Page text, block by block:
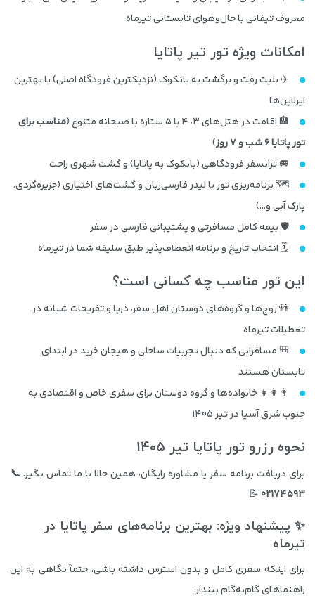
معروف تیفانی با حال‌وهوای تابستانی تیرماه
امکانات ویژه تور تیر پاتایا
✈️ بلیت رفت و برگشت به بانکوک (نزدیکترین فرودگاه اصلی) با بهترین
ایرلاین‌ها
🏨 اقامت در هتل‌های ۳، ۴ یا ۵ ستاره با صبحانه متنوع (
مناسب برای
تور پاتایا ۶ شب و ۷ روز
)
🚐 ترانسفر فرودگاهی (بانکوک به پاتایا) و گشت شهری راحت
🗺 برنامه‌ریزی تور با لیدر فارسی‌زبان و گشت‌های اختیاری (جزیره‌گردی،
پارک آبی و…)
🛡 بیمه کامل مسافرتی و پشتیبانی فارسی در سفر
🗓 انتخاب تاریخ و برنامه انعطاف‌پذیر طبق سلیقه شما در تیرماه
این تور مناسب چه کسانی است؟
👫 زوج‌ها و گروه‌های دوستان اهل سفر، دریا و تفریحات شبانه در
تعطیلات تیرماه
🎒 مسافرانی که دنبال تجربیات ساحلی و هیجان خرید در ابتدای
تابستان هستند
👨‍👩‍👧 خانواده‌ها و گروه دوستان برای سفری خاص و اقتصادی به
جنوب شرق آسیا در تیر ۱۴۰۵
نحوه رزرو تور پاتایا تیر ۱۴۰۵
برای دریافت برنامه سفر یا مشاوره رایگان، همین حالا با ما تماس بگیر. 📞
۰۲۱۷۴۵۹۳📝
✨ پیشنهاد ویژه: بهترین برنامه‌های سفر پاتایا در
تیرماه
برای اینکه سفری کامل و بدون استرس داشته باشی، حتماً نگاهی به این
راهنماهای گام‌به‌گام بینداز: